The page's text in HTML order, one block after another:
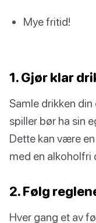
Mye fritid!
1. Gjør klar
Samle drikken
spiller bør ha sin
Dette kan være
med en alkoholfri
2. Følg
Hver gang et av